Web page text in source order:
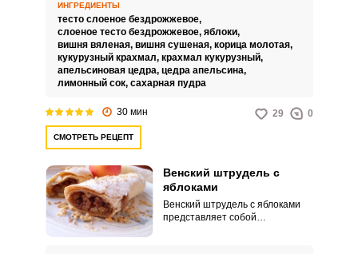
вечернего чаепития или
посиделок в кругу семьи. А если
добавить к нему шарик
мороженого, то можно этот
десерт и в ресторанах подавать.
ИНГРЕДИЕНТЫ
тесто слоеное бездрожжевое,
слоеное тесто бездрожжевое, яблоки,
вишня вяленая, вишня сушеная, корица молотая,
кукурузный крахмал, крахмал кукурузный,
апельсиновая цедра, цедра апельсина,
лимонный сок, сахарная пудра
30 мин 29 0
СМОТРЕТЬ РЕЦЕПТ
Венский штрудель с
яблоками
Венский штрудель с яблоками
представляет собой